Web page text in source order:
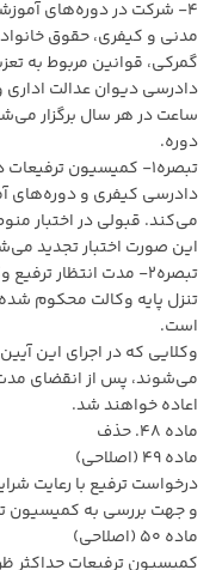
۴- شرکت در دوره‌های
مدنی و کیفری، حقوق
گمرکی، قوانین مربوط به
دادرسی دیوان عدالت
ساعت در هر سال برگزار
دوره.
تبصره۱- کمیسیون
دادرسی کیفری و دوره‌های
می‌کند. قبولی در اختبار
این صورت اختبار تجدید
تبصره۲- مدت انتظار
تنزل پایه وکالت محکوم
است.
وکلایی که در اجرای این
می‌شوند، پس از انقضای
اعاده خواهند شد.
ماده ۴۸. حذف
ماده ۴۹ (اصلاحی)
و جهت بررسی به کمیسیون
ماده ۵۰ (اصلاحی)
کمیسیون ترفیعات حداکثر